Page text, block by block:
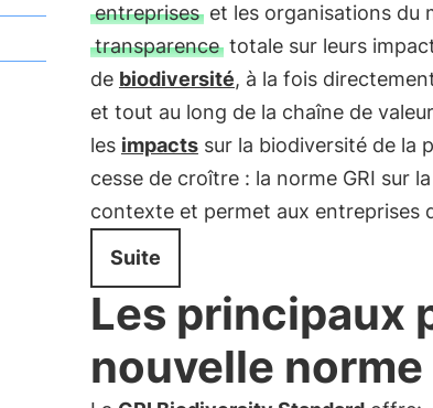
entrepriseset les organisations du
transparencetotale sur leurs
de biodiversité, à la fois
et tout au long de la chaîne de
les impactssur la biodiversité de la
cesse de croître : la norme GRI sur
contexte et permet aux entreprises
Suite
Les principaux
nouvelle norme